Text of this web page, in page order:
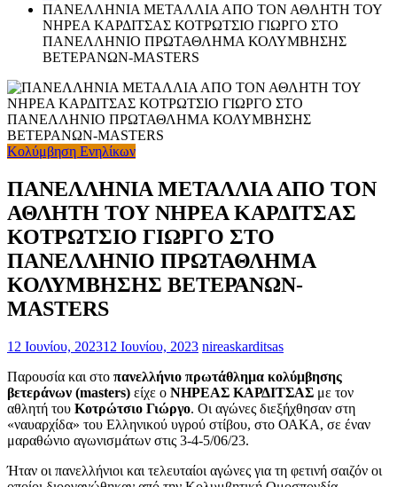
ΠΑΝΕΛΛΗΝΙΑ ΜΕΤΑΛΛΙΑ ΑΠΟ ΤΟΝ ΑΘΛΗΤΗ ΤΟΥ
ΝΗΡΕΑ ΚΑΡΔΙΤΣΑΣ ΚΟΤΡΩΤΣΙΟ ΓΙΩΡΓΟ ΣΤΟ
ΠΑΝΕΛΛΗΝΙΟ ΠΡΩΤΑΘΛΗΜΑ ΚΟΛΥΜΒΗΣΗΣ
ΒΕΤΕΡΑΝΩΝ-MASTERS
Κολύμβηση Ενηλίκων
ΠΑΝΕΛΛΗΝΙΑ ΜΕΤΑΛΛΙΑ ΑΠΟ ΤΟΝ
ΑΘΛΗΤΗ ΤΟΥ ΝΗΡΕΑ ΚΑΡΔΙΤΣΑΣ
ΚΟΤΡΩΤΣΙΟ ΓΙΩΡΓΟ ΣΤΟ
ΠΑΝΕΛΛΗΝΙΟ ΠΡΩΤΑΘΛΗΜΑ
ΚΟΛΥΜΒΗΣΗΣ ΒΕΤΕΡΑΝΩΝ-
MASTERS
12 Ιουνίου, 202312 Ιουνίου, 2023 nireaskarditsas
Παρουσία και στο πανελλήνιο πρωτάθλημα κολύμβησης
βετεράνων (masters) είχε ο ΝΗΡΕΑΣ ΚΑΡΔΙΤΣΑΣ με τον
αθλητή του Κοτρώτσιο Γιώργο. Οι αγώνες διεξήχθησαν στη
«ναυαρχίδα» του Ελληνικού υγρού στίβου, στο ΟΑΚΑ, σε έναν
μαραθώνιο αγωνισμάτων στις 3-4-5/06/23.
Ήταν οι πανελλήνιοι και τελευταίοι αγώνες για τη φετινή σαιζόν οι